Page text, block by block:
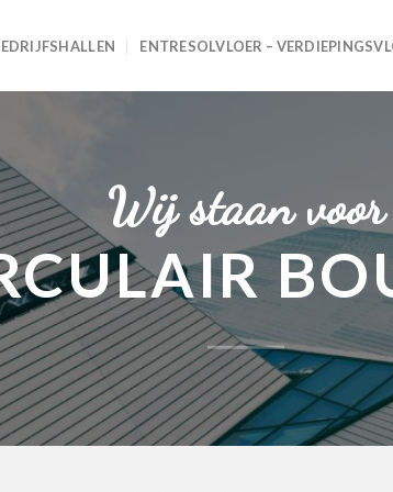
ENTRESOLVLOER –
Wij staan voor